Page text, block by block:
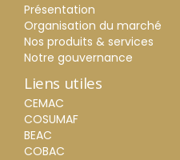
Présentation
Organisation du marché
Nos produits & services
Notre gouvernance
Liens utiles
CEMAC
COSUMAF
BEAC
COBAC